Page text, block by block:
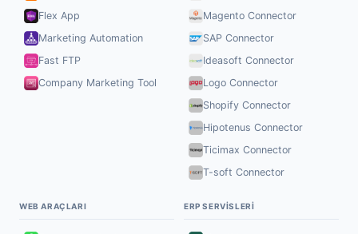
Flex App
Marketing Automation
Fast FTP
Company Marketing Tool
Magento Connector
SAP Connector
Ideasoft Connector
Logo Connector
Shopify Connector
Hipotenus Connector
Ticimax Connector
T-soft Connector
WEB ARAÇLARI ERP SERVISLERI